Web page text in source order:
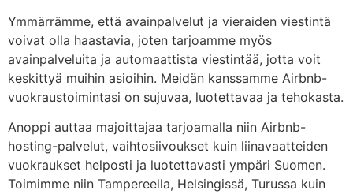
Ymmärrämme, että avainpalvelut ja vieraiden viestintä
voivat olla haastavia, joten tarjoamme myös
avainpalveluita ja automaattista viestintää, jotta voit
keskittyä muihin asioihin. Meidän kanssamme Airbnb-
vuokraustoimintasi on sujuvaa, luotettavaa ja tehokasta.
Anoppi auttaa majoittajaa tarjoamalla niin Airbnb-
hosting-palvelut, vaihtosiivoukset kuin liinavaatteiden
vuokraukset helposti ja luotettavasti ympäri Suomen.
Toimimme niin Tampereella, Helsingissä, Turussa kuin